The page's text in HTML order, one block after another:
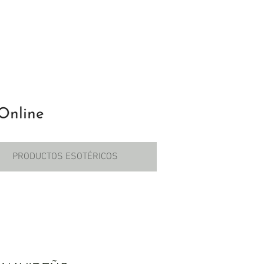
PRODUCTOS ESOTÉRICOS